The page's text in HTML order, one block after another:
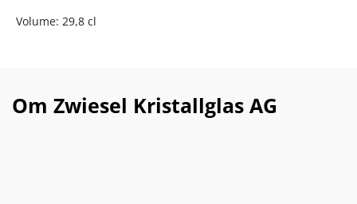
Volume: 29,8 cl
Om Zwiesel Kristallglas AG